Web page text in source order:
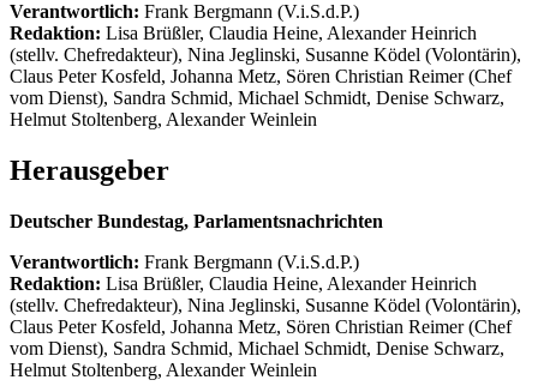
Verantwortlich: Frank Bergmann (V.i.S.d.P.)
Redaktion: Lisa Brüßler, Claudia Heine, Alexander Heinrich
(stellv. Chefredakteur), Nina Jeglinski, Susanne Ködel (Volontärin),
Claus Peter Kosfeld, Johanna Metz, Sören Christian Reimer (Chef
vom Dienst), Sandra Schmid, Michael Schmidt, Denise Schwarz,
Helmut Stoltenberg, Alexander Weinlein
Herausgeber
Deutscher Bundestag, Parlamentsnachrichten
Verantwortlich: Frank Bergmann (V.i.S.d.P.)
Redaktion: Lisa Brüßler, Claudia Heine, Alexander Heinrich
(stellv. Chefredakteur), Nina Jeglinski, Susanne Ködel (Volontärin),
Claus Peter Kosfeld, Johanna Metz, Sören Christian Reimer (Chef
vom Dienst), Sandra Schmid, Michael Schmidt, Denise Schwarz,
Helmut Stoltenberg, Alexander Weinlein